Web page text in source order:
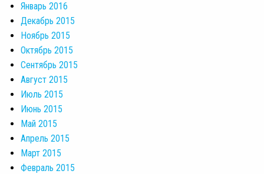
Январь 2016
Декабрь 2015
Ноябрь 2015
Октябрь 2015
Сентябрь 2015
Август 2015
Июль 2015
Июнь 2015
Май 2015
Апрель 2015
Март 2015
Февраль 2015